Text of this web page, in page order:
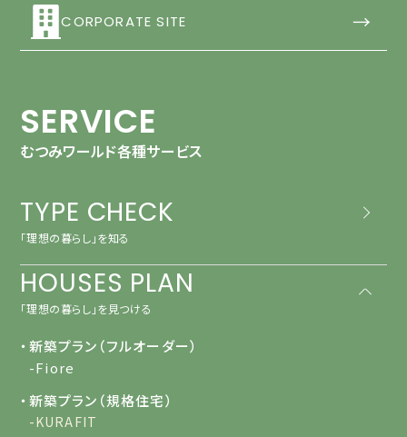
CORPORATE SITE →
SERVICE
むつみワールド各種サービス
TYPE CHECK
「理想の暮らし」を知る
HOUSES PLAN
「理想の暮らし」を見つける
・新築プラン（フルオーダー）
-Fiore
・新築プラン（規格住宅）
-KURAFIT